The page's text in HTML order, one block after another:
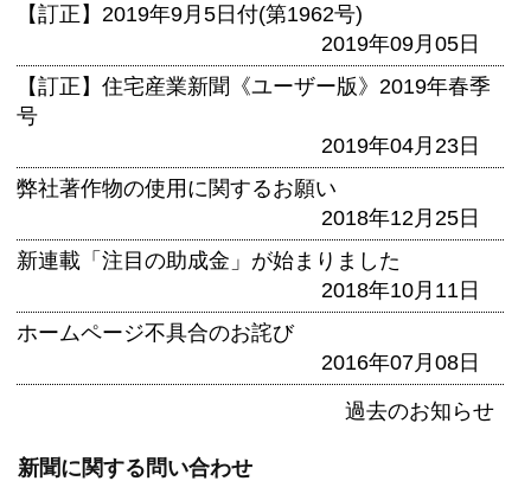
【訂正】2019年9月5日付(第1962号)
2019年09月05日
【訂正】住宅産業新聞《ユーザー版》2019年春季
号
2019年04月23日
弊社著作物の使用に関するお願い
2018年12月25日
新連載「注目の助成金」が始まりました
2018年10月11日
ホームページ不具合のお詫び
2016年07月08日
過去のお知らせ
新聞に関する問い合わせ